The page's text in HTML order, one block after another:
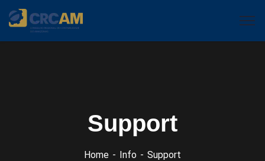
Support
Home Info Support